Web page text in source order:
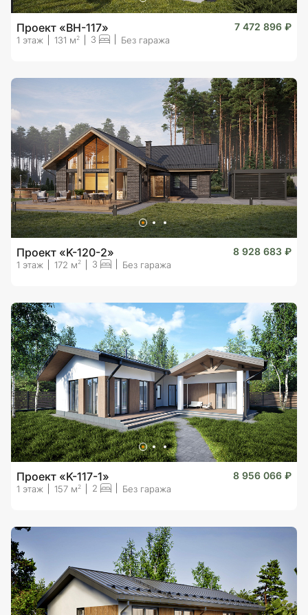
Проект «BH-117» 7 472 896 ₽
1 этаж 131 м 2 3 Без гаража
Проект «K-120-2» 8 928 683 ₽
1 этаж 172 м2 3 Без гаража
Проект «K-117-1» 8 956 066 ₽
1 этаж 157 м 2 2 Без гаража